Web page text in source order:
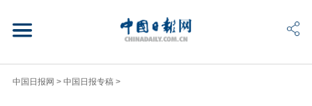
中国日报网 > 中国日报专稿 >